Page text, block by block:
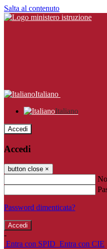
Salta al contenuto
Italiano
Italiano
Accedi
Accedi
button close ×
Password dimenticata?
-
Entra con SPID Entra con CIE